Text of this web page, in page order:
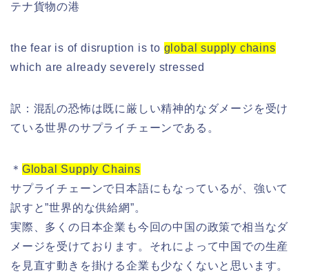
テナ貨物の港
the fear is of disruption is to global supply chains
which are already severely stressed
訳：混乱の恐怖は既に厳しい精神的なダメージを受け
ている世界のサプライチェーンである。
＊ Global Supply Chains
サプライチェーンで日本語にもなっているが、強いて
訳すと”世界的な供給網”。
実際、多くの日本企業も今回の中国の政策で相当なダ
メージを受けております。それによって中国での生産
を見直す動きを掛ける企業も少なくないと思います。